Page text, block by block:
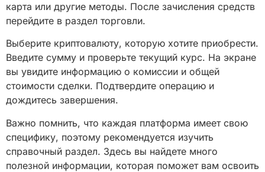
карта или другие методы. После зачисления средств
перейдите в раздел торговли.
Выберите криптовалюту, которую хотите приобрести.
Введите сумму и проверьте текущий курс. На экране
вы увидите информацию о комиссии и общей
стоимости сделки. Подтвердите операцию и
дождитесь завершения.
Важно помнить, что каждая платформа имеет свою
специфику, поэтому рекомендуется изучить
справочный раздел. Здесь вы найдете много
полезной информации, которая поможет вам освоить